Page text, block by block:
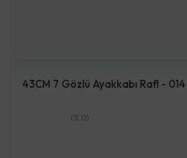
43CM 7 Gözlü Ayakkabı RafI - 014
(5.0)